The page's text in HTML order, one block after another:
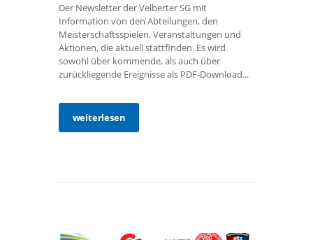
Der Newsletter der Velberter SG mit
Information von den Abteilungen, den
Meisterschaftsspielen, Veranstaltungen und
Aktionen, die aktuell stattfinden. Es wird
sowohl über kommende, als auch über
zurückliegende Ereignisse als PDF-Download...
weiterlesen